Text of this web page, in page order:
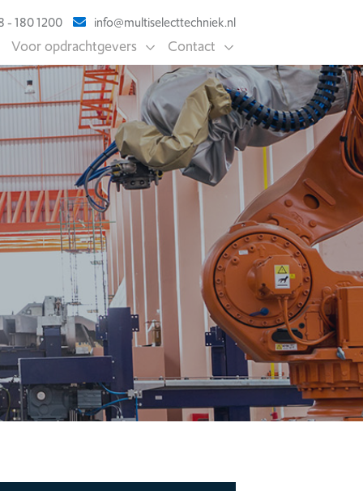
- 180 1200 info@multiselecttechniek.nl
Voor opdrachtgevers Contact